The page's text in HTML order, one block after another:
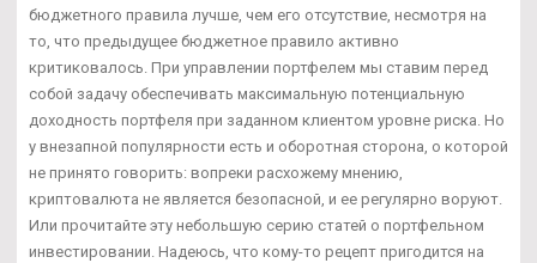
бюджетного правила лучше, чем его отсутствие, несмотря на
то, что предыдущее бюджетное правило активно
критиковалось. При управлении портфелем мы ставим перед
собой задачу обеспечивать максимальную потенциальную
доходность портфеля при заданном клиентом уровне риска. Но
у внезапной популярности есть и оборотная сторона, о которой
не принято говорить: вопреки расхожему мнению,
криптовалюта не является безопасной, и ее регулярно воруют.
Или прочитайте эту небольшую серию статей о портфельном
инвестировании. Надеюсь, что кому-то рецепт пригодится на